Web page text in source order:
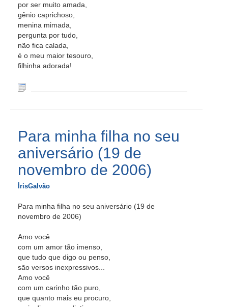
por ser muito amada,
gênio caprichoso,
menina mimada,
pergunta por tudo,
não fica calada,
é o meu maior tesouro,
filhinha adorada!
Para minha filha no seu
aniversário (19 de
novembro de 2006)
ÍrisGalvão
Para minha filha no seu aniversário (19 de
novembro de 2006)
Amo você
com um amor tão imenso,
que tudo que digo ou penso,
são versos inexpressivos...
Amo você
com um carinho tão puro,
que quanto mais eu procuro,